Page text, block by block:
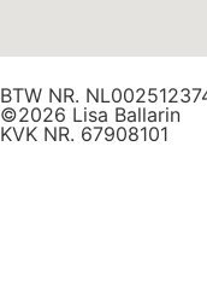
BTW NR.
©2026 Lisa Ballarin
KVK NR. 67908101